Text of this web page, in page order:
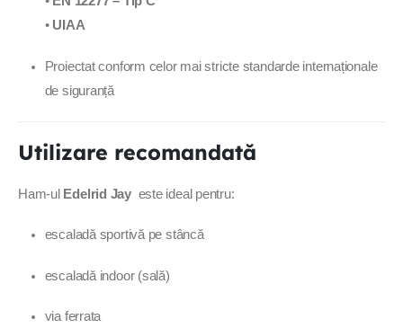
• UIAA
Proiectat conform celor mai stricte standarde internaționale
de siguranță
Utilizare recomandată
Ham-ul Edelrid Jay este ideal pentru:
escaladă sportivă pe stâncă
escaladă indoor (sală)
via ferrata